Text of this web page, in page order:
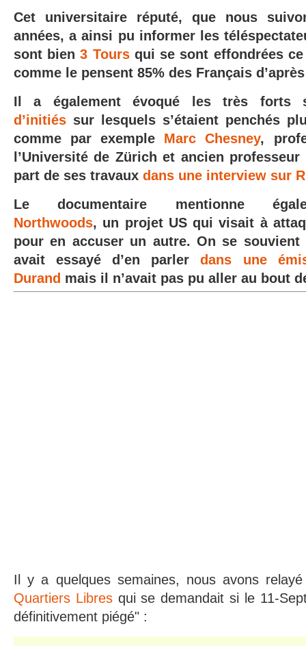
Cet universitaire réputé, que nous
années, a ainsi pu informer les
sont bien3 Toursqui se sont effondrées
comme le pensent 85% des Français
Il a également évoqué les très forts
d’initiés sur lesquels s’étaient penchés
comme par exemple Marc Chesney,
l’Université de Zürich et ancien
part de ses travaux dans une interview sur
Le documentaire mentionne
Northwoods, un projet US qui visait à
pour en accuser un autre. On se souvient
avait essayé d’en parlerdans une
Durand mais il n’avait pas pu aller au bout
Il y a quelques semaines, nous avons
Quartiers Libresqui se demandait si le 11-
définitivement piégé" :